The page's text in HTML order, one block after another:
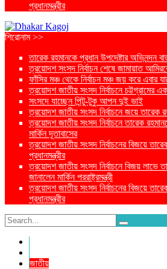
প্রধানমন্ত্রীর
শিরোনাম >>
তারেক রহমানকে প্রধান উপদেষ্টার অভিনন্দন
ত্রয়োদশ সংসদ নির্বাচন শেষে জামায়াত
ফাঁসির মঞ্চ থেকে নির্বাচন মঞ্চ জয় করে এবার
ত্রয়োদশ জাতীয় সংসদ নির্বাচনে চট্টগ্রামের
সংসদে যাচ্ছেন পিন্টু-টুকু আপন দুই ভাই
ত্রয়োদশ জাতীয় সংসদ নির্বাচনে জয়ে তারেক
ত্রয়োদশ জাতীয় সংসদ নির্বাচনে তারেক
মার্কিন দূতাবাসের
ত্রয়োদশ জাতীয় সংসদ নির্বাচনের বিজয়ে
প্রধানমন্ত্রীর
ত্রয়োদশ জাতীয় সংসদ নির্বাচনে বিজয় লাভে
জানালেন মার্কিন পররাষ্ট্রমন্ত্রী
ত্রয়োদশ জাতীয় সংসদ নির্বাচনের বিজয়ে
প্রধানমন্ত্রীর
জাতীয়